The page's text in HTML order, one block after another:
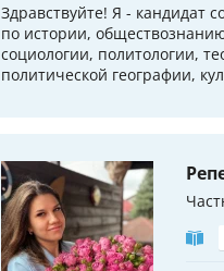
Здравствуйте! Я - кандидат
по истории,
социологии, политологии,
политической географии,